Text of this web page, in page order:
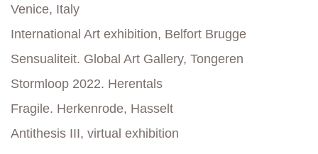
Venice, Italy
International Art exhibition, Belfort Brugge
Sensualiteit. Global Art Gallery, Tongeren
Stormloop 2022. Herentals
Fragile. Herkenrode, Hasselt
Antithesis III, virtual exhibition